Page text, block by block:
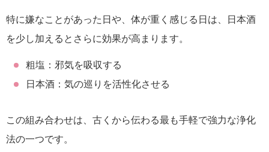
特に嫌なことがあった日や、体が重く感じる日は、日本酒
を少し加えるとさらに効果が高まります。
粗塩：邪気を吸収する
日本酒：気の巡りを活性化させる
この組み合わせは、古くから伝わる最も手軽で強力な浄化
法の一つです。